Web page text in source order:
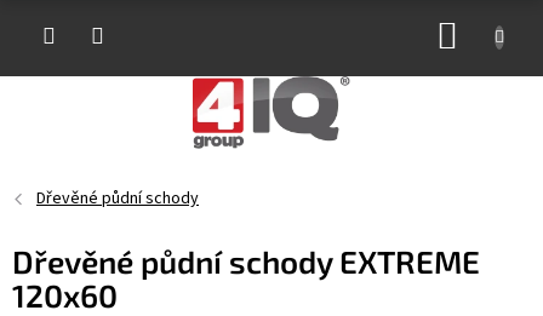
Dřevěné půdní schody
Dřevěné půdní schody EXTREME
120x60